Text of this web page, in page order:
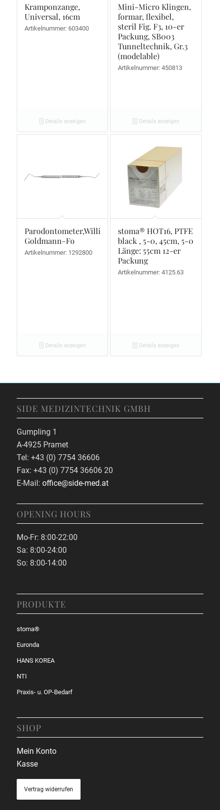
Kramponzange,
Universal, 16cm
Artikelnummer: 603400
Details anzeigen
Mini-Micro Klingen,
formar, flexibel,
steril Fig. F3, 10-er
Packung, SB003
Tunneltechnik, Gr.3
(modelable)
Artikelnummer: 450813
Details anzeigen
Parodontometer,Williams-
Goldmann-Fo
Artikelnummer: 1292800
Details anzeigen
stoma® HOT16, PTFE
black , 5-0, 45cm, 5-0
Länge: 55cm 12-er
Packung
Artikelnummer: 4125.63
Details anzeigen
SIDE MEDIZINTECHNIK GMBH
Gumpling 1
A-4925 Pramet
Tel: +43 (0) 7754 36606
Fax: +43 (0) 7754 36606 20
E-Mail: office@side-med.at
OPENING HOURS
Mo-Fr: 8:00-22:00
Sa: 8:00-24:00
So: 8:00-14:00
PRODUKTE
stoma®
Euronda
HANS KOREA
NTI
Praxis- u. OP-Bedarf
SHOP
Mein Konto
Kasse
Vertrag widerrufen